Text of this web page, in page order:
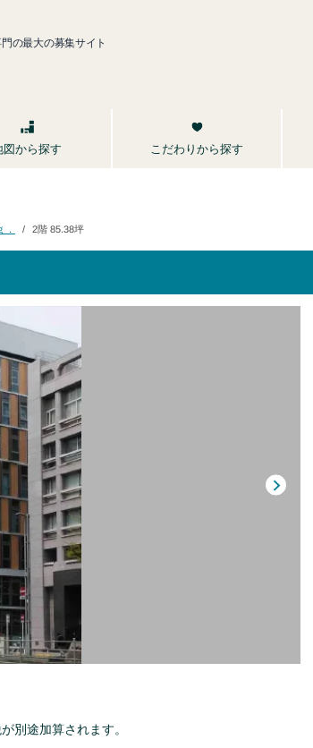
の最大の募集サイト
図から探す こだわりから探す
2階 85.38坪
別途加算されます。